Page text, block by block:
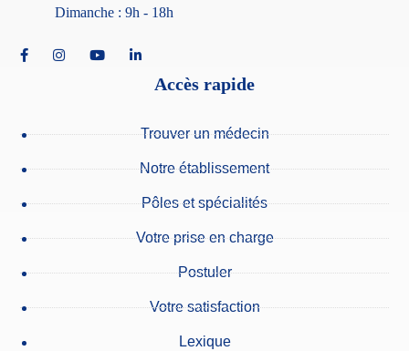
Dimanche : 9h - 18h
Accès rapide
Trouver un médecin
Notre établissement
Pôles et spécialités
Votre prise en charge
Postuler
Votre satisfaction
Lexique